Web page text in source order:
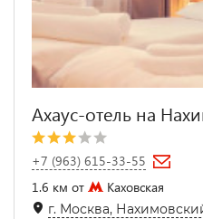
Ахаус-отель на
+7 (963) 615-33-55
1.6 км от
Каховская
г. Москва,